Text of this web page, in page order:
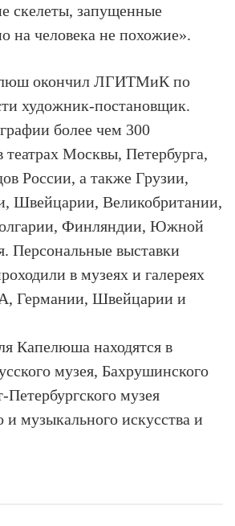
скелеты, запущенные
на человека не похожие».
окончил ЛГИТМиК по
художник-постановщик.
более чем 300
театрах Москвы, Петербурга,
России, а также Грузии,
Швейцарии, Великобритании,
Финляндии, Южной
Персональные выставки
в музеях и галереях
Германии, Швейцарии и
Капелюша находятся в
музея, Бахрушинского
Петербургского музея
и музыкального искусства и